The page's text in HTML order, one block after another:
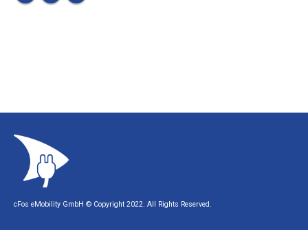
cFos eMobility GmbH © Copyright 2022. All Rights Reserved.